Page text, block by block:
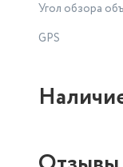
Угол обзора
GPS